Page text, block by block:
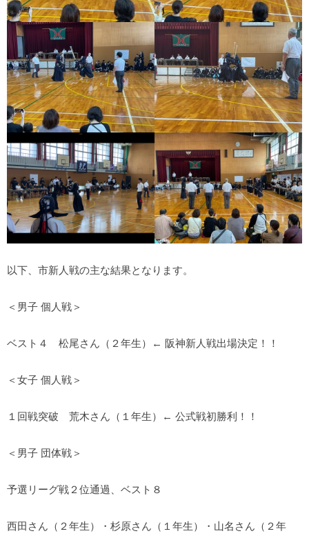
以下、市新人戦の主な結果となります。
＜男子 個人戦＞
ベスト４ 松尾さん（２年生）← 阪神新人戦出場決定！！
＜女子 個人戦＞
１回戦突破 荒木さん（１年生）← 公式戦初勝利！！
＜男子 団体戦＞
予選リーグ戦２位通過、ベスト８
西田さん（２年生）・杉原さん（１年生）・山名さん（２年